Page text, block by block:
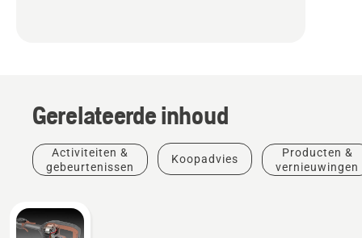
Gerelateerde inhoud
Activiteiten &
gebeurtenissen
Koopadvies
Producten &
vernieuwingen